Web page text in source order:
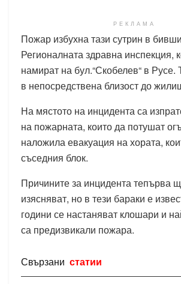
РЕКЛАМА
Пожар избухна тази сутрин в
Регионалната здравна инспекция,
намират на бул.“Скобелев“ в Русе.
в непосредствена близост до
На мястото на инцидента са
на пожарната, които да потушат
наложила евакуация на хората,
съседния блок.
Причините за инцидента тепърва
изясняват, но в тези бараки е
години се настаняват клошари и
са предизвикали пожара.
Свързани статии